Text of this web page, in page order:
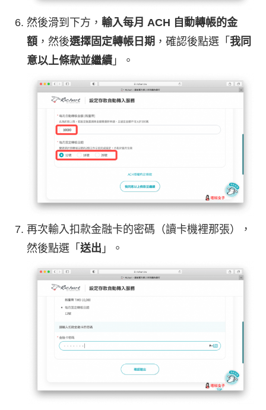
然後滑到下方， 輸入每月 ACH 自動轉帳的金
額 ，然後選擇固定轉帳日期 ，確認後點選「 我同
意以上條款並繼續 」。
再次輸入扣款金融卡的密碼（讀卡機裡那張），
然後點選「 送出 」。